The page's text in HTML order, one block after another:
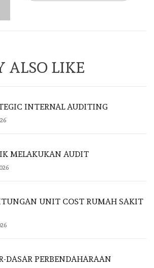
ALSO LIKE
INTERNAL AUDITING
MELAKUKAN AUDIT
UNIT COST RUMAH SAKIT
DASAR PERBENDAHARAAN